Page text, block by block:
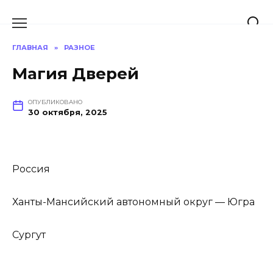
ГЛАВНАЯ » РАЗНОЕ
Магия Дверей
ОПУБЛИКОВАНО
30 октября, 2025
Россия
Ханты-Мансийский автономный округ — Югра
Сургут